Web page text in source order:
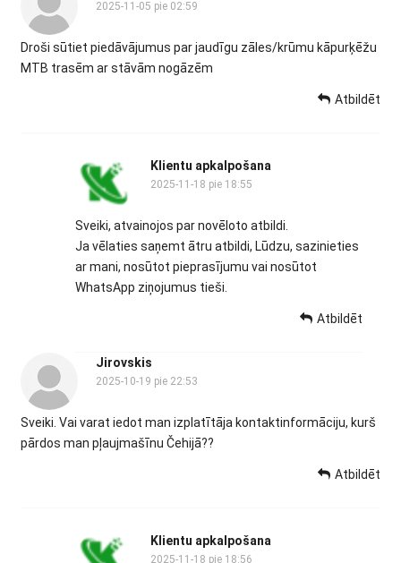
2025-11-05 pie 02:59
Droši sūtiet piedāvājumus par jaudīgu zāles/krūmu kāpurķēžu
MTB trasēm ar stāvām nogāzēm
Atbildēt
Klientu apkalpošana
2025-11-18 pie 18:55
Sveiki, atvainojos par novēloto atbildi.
Ja vēlaties saņemt ātru atbildi, Lūdzu, sazinieties
ar mani, nosūtot pieprasījumu vai nosūtot
WhatsApp ziņojumus tieši.
Atbildēt
Jirovskis
2025-10-19 pie 22:53
Sveiki. Vai varat iedot man izplatītāja kontaktinformāciju, kurš
pārdos man pļaujmašīnu Čehijā??
Atbildēt
Klientu apkalpošana
2025-11-18 pie 18:56